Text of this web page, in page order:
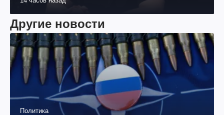
Другие новости
Политика